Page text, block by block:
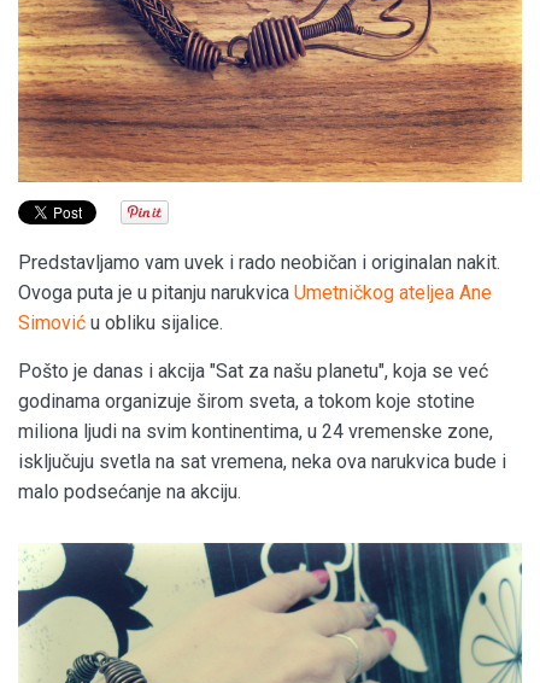
Predstavljamo vam uvek i rado neobičan i originalan nakit.
Ovoga puta je u pitanju narukvica Umetničkog ateljea Ane
Simović u obliku sijalice.
Pošto je danas i akcija "Sat za našu planetu", koja se već
godinama organizuje širom sveta, a tokom koje stotine
miliona ljudi na svim kontinentima, u 24 vremenske zone,
isključuju svetla na sat vremena, neka ova narukvica bude i
malo podsećanje na akciju.